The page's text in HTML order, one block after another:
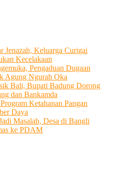
Jenazah, Keluarga Curigai
Kecelakaan
Pengaduan Dugaan
Agung Ngurah Oka
Bali, Bupati Badung Dorong
dan Bankamda
Ketahanan Pangan
Daya
Masalah, Desa di Bangli
ke PDAM